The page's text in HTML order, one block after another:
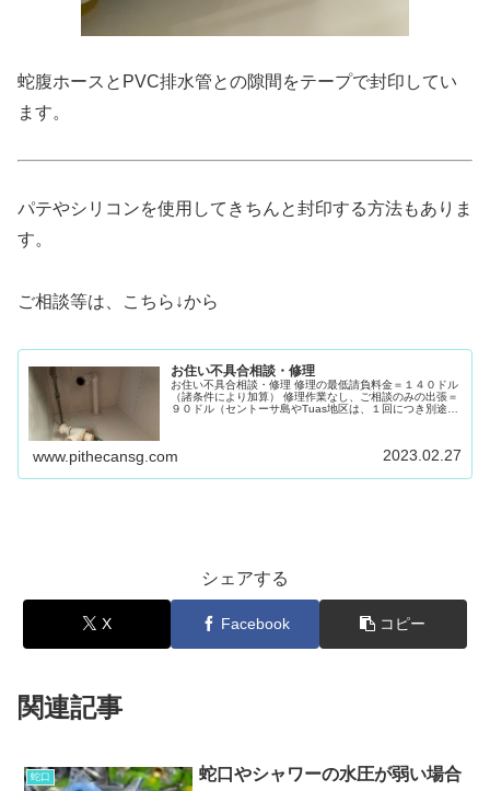
蛇腹ホースとPVC排水管との隙間をテープで封印してい
ます。
パテやシリコンを使用してきちんと封印する方法もありま
す。
ご相談等は、こちら↓から
お住い不具合相談・修理
お住い不具合相談・修理 修理の最低請負料金＝１４０ドル
（諸条件により加算） 修理作業なし、ご相談のみの出張＝
９０ドル（セントーサ島やTuas地区は、１回につき別途費
www.pithecansg.com 2023.02.27
シェアする
X Facebook コピー
関連記事
蛇口 蛇口やシャワーの水圧が弱い場合